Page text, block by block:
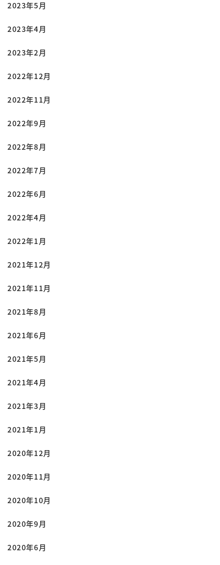
2023年5月
2023年4月
2023年2月
2022年12月
2022年11月
2022年9月
2022年8月
2022年7月
2022年6月
2022年4月
2022年1月
2021年12月
2021年11月
2021年8月
2021年6月
2021年5月
2021年4月
2021年3月
2021年1月
2020年12月
2020年11月
2020年10月
2020年9月
2020年6月